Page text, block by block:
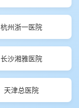
杭州浙一医院
长沙湘雅医院
天津总医院